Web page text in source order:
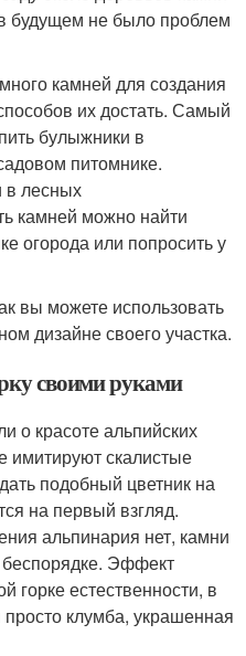
будущем не было проблем
камней для создания
их достать. Самый
булыжники в
питомнике.
в лесных
камней можно найти
огорода или попросить у
вы можете использовать
дизайне своего участка.
своими руками
о красоте альпийских
имитируют скалистые
подобный цветник на
на первый взгляд.
альпинария нет, камни
беспорядке. Эффект
горке естественности, в
клумба, украшенная